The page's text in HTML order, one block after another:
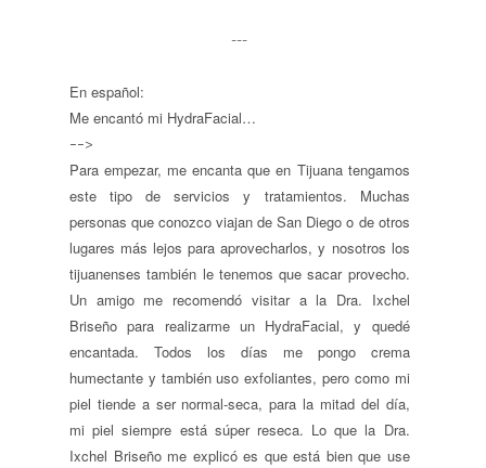
---
En español:
Me encantó mi HydraFacial…
-->
Para empezar, me encanta que en Tijuana tengamos
este tipo de servicios y tratamientos. Muchas
personas que conozco viajan de San Diego o de otros
lugares más lejos para aprovecharlos, y nosotros los
tijuanenses también le tenemos que sacar provecho.
Un amigo me recomendó visitar a la Dra. Ixchel
Briseño para realizarme un HydraFacial, y quedé
encantada. Todos los días me pongo crema
humectante y también uso exfoliantes, pero como mi
piel tiende a ser normal-seca, para la mitad del día,
mi piel siempre está súper reseca. Lo que la Dra.
Ixchel Briseño me explicó es que está bien que use